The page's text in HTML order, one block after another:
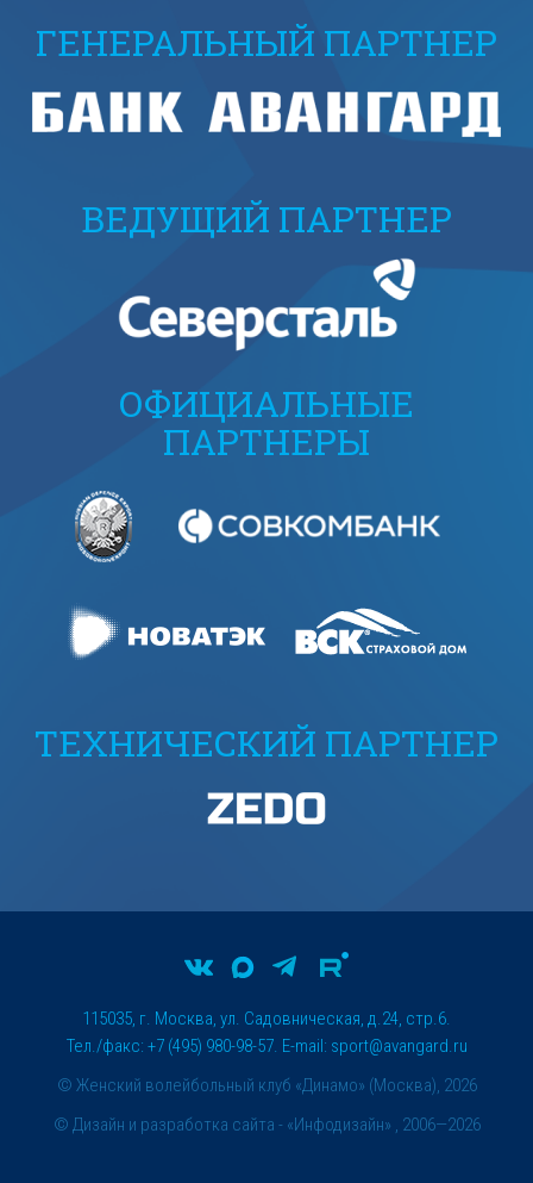
ГЕНЕРАЛЬНЫЙ ПАРТНЕР
ВЕДУЩИЙ ПАРТНЕР
ОФИЦИАЛЬНЫЕ
ПАРТНЕРЫ
ТЕХНИЧЕСКИЙ ПАРТНЕР
© Женский волейбольный клуб «Динамо» (Москва), 2026
115035, г. Москва, ул. Садовническая, д.24, стр.6.
Тел./факс: +7 (495) 980-98-57. E-mail: sport@avangard.ru
© Дизайн и разработка сайта - «Инфодизайн» , 2006—2026